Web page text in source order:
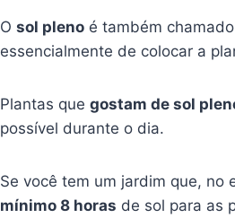
O sol pleno é também
essencialmente de colocar a
Plantas que gostam de sol
possível durante o dia.
Se você tem um jardim que, no
mínimo 8 horas de sol para as